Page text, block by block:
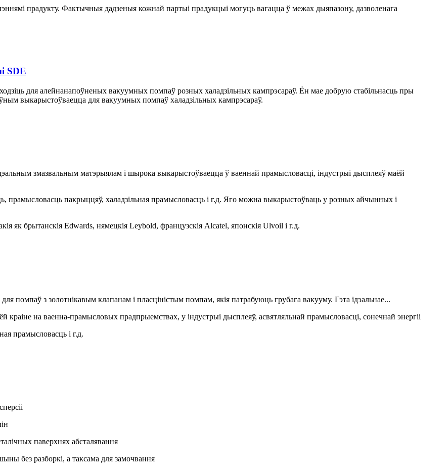
прадукту. Фактычныя дадзеныя кожнай партыі прадукцыі могуць вагацца ў межах дыяпазону, дазволенага
SDE
для алейнанапоўненых вакуумных помпаў розных халадзільных кампрэсараў. Ён мае добрую стабільнасць пры
выкарыстоўваецца для вакуумных помпаў халадзільных кампрэсараў.
змазвальным матэрыялам і шырока выкарыстоўваецца ў ваеннай прамысловасці, індустрыі дысплеяў маёй
прамысловасць пакрыццяў, халадзільная прамысловасць і г.д. Яго можна выкарыстоўваць у розных айчынных і
як брытанскія Edwards, нямецкія Leybold, французскія Alcatel, японскія Ulvoil і г.д.
помпаў з золотнікавым клапанам і пласціністым помпам, якія патрабуюць грубага вакууму. Гэта ідэальнае...
на ваенна-прамысловых прадпрыемствах, у індустрыі дысплеяў, асвятляльнай прамысловасці, сонечнай энергіі
прамысловасць і г.д.
паверхнях абсталявання
без разборкі, а таксама для замочвання